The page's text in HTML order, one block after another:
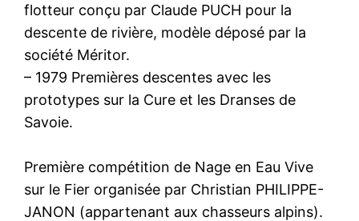
flotteur conçu par Claude PUCH pour la
descente de rivière, modèle déposé par la
société Méritor.
– 1979 Premières descentes avec les
prototypes sur la Cure et les Dranses de
Savoie.
Première compétition de Nage en Eau Vive
sur le Fier organisée par Christian PHILIPPE-
JANON (appartenant aux chasseurs alpins).